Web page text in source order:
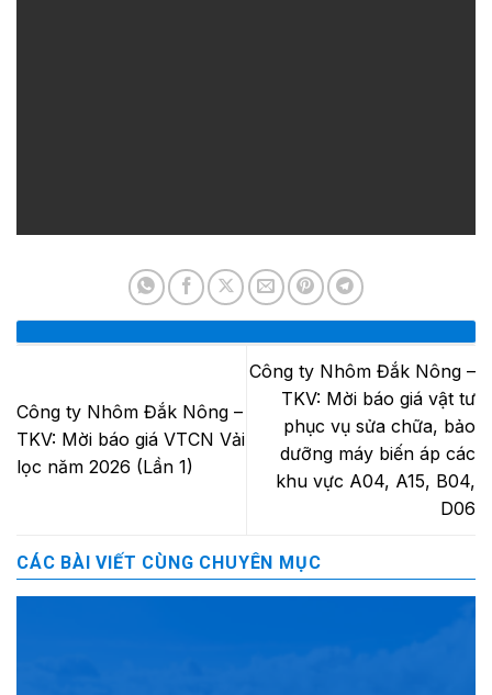
Công ty Nhôm Đắk Nông –
TKV: Mời báo giá VTCN Vải
lọc năm 2026 (Lần 1)
Công ty Nhôm Đắk Nông –
TKV: Mời báo giá vật tư
phục vụ sửa chữa, bảo
dưỡng máy biến áp các
khu vực A04, A15, B04,
D06
CÁC BÀI VIẾT CÙNG CHUYÊN MỤC